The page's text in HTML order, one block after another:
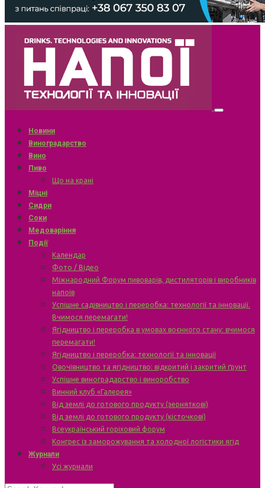
Новини
Виноградарство
Вино
Пиво
Що на крані
Міцні
Сидри
Соки
Медоваріння
Події
Календар
Фото / Відео
Міжнародний Форум пивоварів, дистиляторів і виробників
напоїв
Успішне садівництво і переробка: технології та інновації.
Вчимося перемагати!
Ягідництво і переробка в умовах воєнного стану: вчимося
перемагати!
Ягідництво і переробка: технології та інновації
Овочівництво та ягідництво: відкритий і закритий ґрунт
Успішне виноградарство і виноробство
Винний клуб «Галерея»
Від землі до готового продукту (зерняткові)
Від землі до готового продукту (кісточкові)
Всеукраїнський горіховий форум
Конгрес із заморожування та холодної логістики ягід
Журнали
Усі журнали